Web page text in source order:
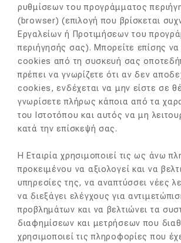
ρυθμίσεων του προγράμματος
(browser) (επιλογή που βρίσκεται
Εργαλείων ή Προτιμήσεων του
περιήγησής σας). Μπορείτε επίσης
cookies από τη συσκευή σας
πρέπει να γνωρίζετε ότι αν δεν
cookies, ενδέχεται να μην είστε σε
γνωρίσετε πλήρως κάποια από τα
του Ιστοτόπου και αυτός να μη
κατά την επίσκεψή σας.
Η Εταιρία χρησιμοποιεί τις ως άνω
προκειμένου να αξιολογεί και να
υπηρεσίες της, να αναπτύσσει νέες
να διεξάγει ελέγχους για
προβλημάτων και να βελτιώνει τα
διαφημίσεων και μετρήσεων που
χρησιμοποιεί τις πληροφορίες που